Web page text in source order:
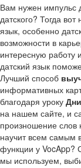
Вам нужен импульс
датского? Тогда
язык, особенно
возможности в
интересную работу
датский язык
Лучший способ
информативных
благодаря уроку
на нашем сайте, и
произношение слов
научит всем самым
функции у VocApp?
мы используем,